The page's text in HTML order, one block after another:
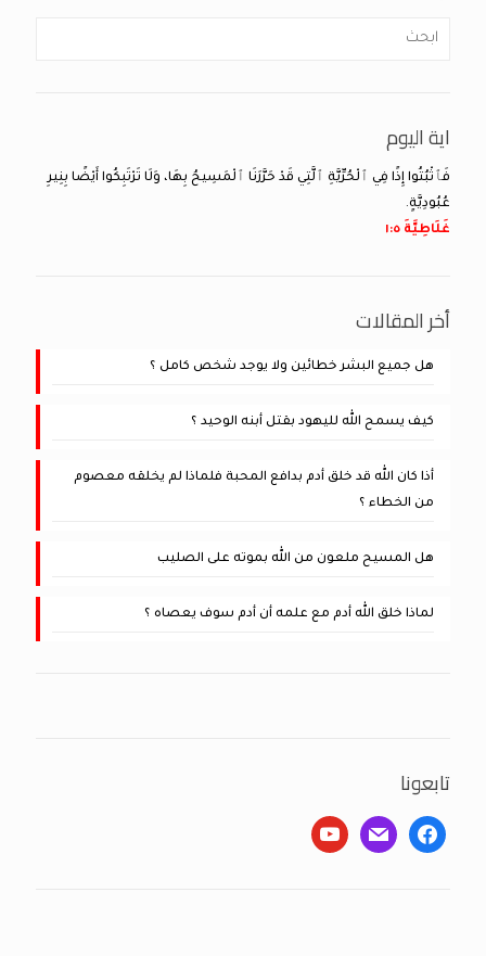
اية اليوم
فَٱثْبُتُوا إِذًا فِي ٱلْحُرِّيَّةِ ٱلَّتِي قَدْ حَرَّرَنَا ٱلْمَسِيحُ بِهَا، وَلَا تَرْتَبِكُوا أَيْضًا بِنِيرِ
عُبُودِيَّةٍ.
غَلَاطِيَّةَ ٥:‏١
أخر المقالات
هل جميع البشر خطائين ولا يوجد شخص كامل ؟
كيف يسمح الله لليهود بقتل أبنه الوحيد ؟
أذا كان الله قد خلق أدم بدافع المحبة فلماذا لم يخلقه معصوم
من الخطاء ؟
هل المسيح ملعون من الله بموته على الصليب
لماذا خلق الله أدم مع علمه أن أدم سوف يعصاه ؟
تابعونا
facebook
mail
youtube